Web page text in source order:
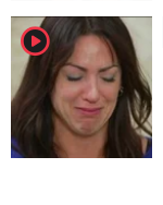
player2